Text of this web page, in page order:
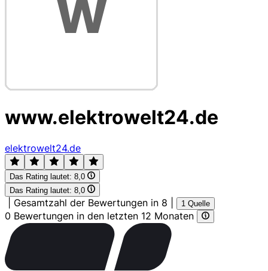
www.elektrowelt24.de
elektrowelt24.de
Das Rating lautet: 8,0
Das Rating lautet: 8,0
Gesamtzahl der Bewertungen in 8 1 Quelle
0 Bewertungen in den letzten 12 Monaten